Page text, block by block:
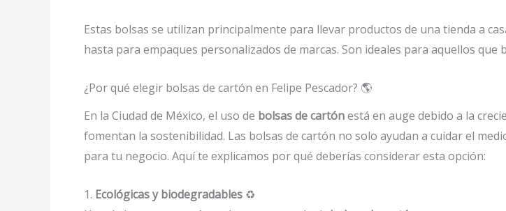
Estas bolsas se utilizan principalmente para llevar productos de una tienda a
hasta para empaques personalizados de marcas. Son ideales para aquellos
¿Por qué elegir bolsas de cartón en Felipe Pescador? 🌎
En la Ciudad de México, el uso de bolsas de cartónestá en auge debido a la
fomentan la sostenibilidad. Las bolsas de cartón no solo ayudan a cuidar el
para tu negocio. Aquí te explicamos por qué deberías considerar esta opción:
1. Ecológicas y biodegradables ♻️